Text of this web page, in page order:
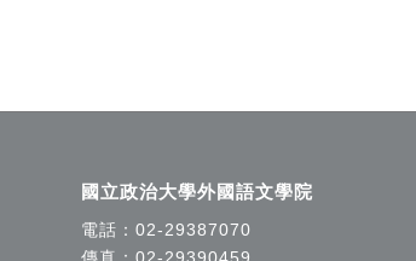
國立政治大學外國語文學院
電話： 02-29387070